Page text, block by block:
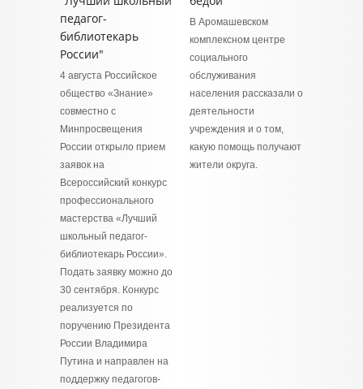
педагог-
библиотекарь
России"
4 августа Российское
общество «Знание»
совместно с
Минпросвещения
России открыло прием
заявок на
Всероссийский конкурс
профессионального
мастерства «Лучший
школьный педагог-
библиотекарь России».
Подать заявку можно до
30 сентября. Конкурс
реализуется по
поручению Президента
России Владимира
Путина и направлен на
поддержку педагогов-
В Аромашевском
комплексном центре
социального
обслуживания
населения рассказали о
деятельности
учреждения и о том,
какую помощь получают
жители округа.